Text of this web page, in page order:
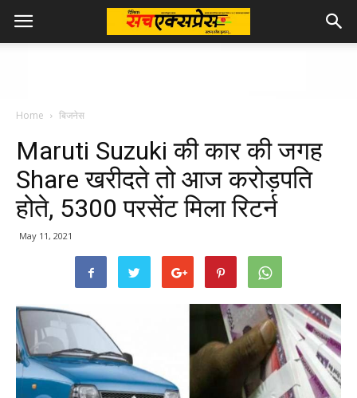
Home बिजनेस
Maruti Suzuki की कार की जगह
Share खरीदते तो आज करोड़पति
होते, 5300 परसेंट मिला रिटर्न
May 11, 2021